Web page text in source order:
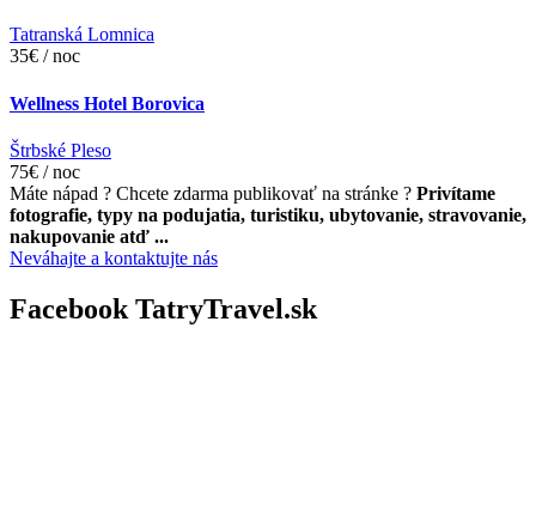
Tatranská Lomnica
35€ / noc
Wellness Hotel Borovica
Štrbské Pleso
75€ / noc
Máte nápad ? Chcete zdarma publikovať na stránke ? Privítame
fotografie, typy na podujatia, turistiku, ubytovanie, stravovanie,
nakupovanie atď ...
Neváhajte a kontaktujte nás
Facebook TatryTravel.sk